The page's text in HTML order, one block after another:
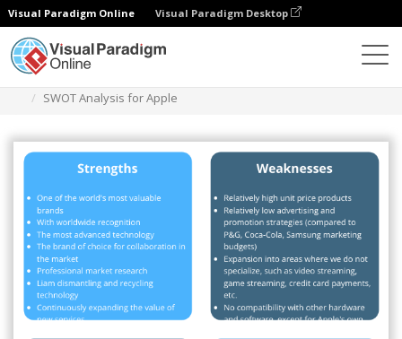
Visual Paradigm Online Visual Paradigm Desktop
SWOT Analysis for Apple